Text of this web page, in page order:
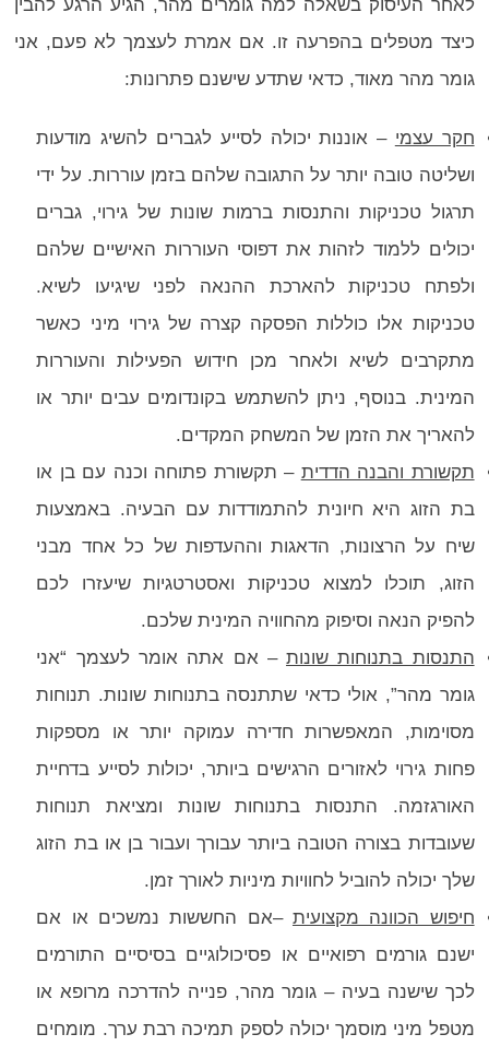
לאחר העיסוק בשאלה למה גומרים מהר, הגיע הרגע להבין
כיצד מטפלים בהפרעה זו. אם אמרת לעצמך לא פעם, אני
גומר מהר מאוד, כדאי שתדע שישנם פתרונות:
חקר עצמי – אוננות יכולה לסייע לגברים להשיג מודעות
ושליטה טובה יותר על התגובה שלהם בזמן עוררות. על ידי
תרגול טכניקות והתנסות ברמות שונות של גירוי, גברים
יכולים ללמוד לזהות את דפוסי העוררות האישיים שלהם
ולפתח טכניקות להארכת ההנאה לפני שיגיעו לשיא.
טכניקות אלו כוללות הפסקה קצרה של גירוי מיני כאשר
מתקרבים לשיא ולאחר מכן חידוש הפעילות והעוררות
המינית. בנוסף, ניתן להשתמש בקונדומים עבים יותר או
להאריך את הזמן של המשחק המקדים.
תקשורת והבנה הדדית – תקשורת פתוחה וכנה עם בן או
בת הזוג היא חיונית להתמודדות עם הבעיה. באמצעות
שיח על הרצונות, הדאגות וההעדפות של כל אחד מבני
הזוג, תוכלו למצוא טכניקות ואסטרטגיות שיעזרו לכם
להפיק הנאה וסיפוק מהחוויה המינית שלכם.
התנסות בתנוחות שונות– אם אתה אומר לעצמך “אני
גומר מהר”, אולי כדאי שתתנסה בתנוחות שונות. תנוחות
מסוימות, המאפשרות חדירה עמוקה יותר או מספקות
פחות גירוי לאזורים הרגישים ביותר, יכולות לסייע בדחיית
האורגזמה. התנסות בתנוחות שונות ומציאת תנוחות
שעובדות בצורה הטובה ביותר עבורך ועבור בן או בת הזוג
שלך יכולה להוביל לחוויות מיניות לאורך זמן.
חיפוש הכוונה מקצועית –אם החששות נמשכים או אם
ישנם גורמים רפואיים או פסיכולוגיים בסיסיים התורמים
לכך שישנה בעיה – גומר מהר, פנייה להדרכה מרופא או
מטפל מיני מוסמך יכולה לספק תמיכה רבת ערך. מומחים